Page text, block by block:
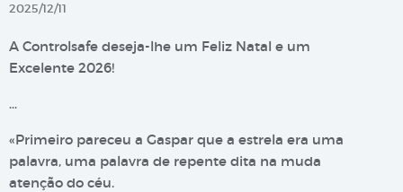
2025/12/11
A Controlsafe deseja-lhe um Feliz Natal e um
Excelente 2026!
…
«Primeiro pareceu a Gaspar que a estrela era uma
palavra, uma palavra de repente dita na muda
atenção do céu.